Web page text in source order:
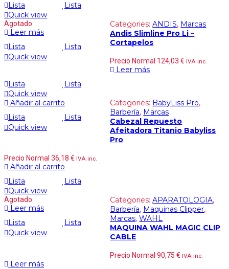
Lista
Lista
Quick view
Agotado
Leer más
Lista
Lista
Quick view
Categories:ANDIS, Marcas
Andis Slimline Pro Li –
Cortapelos
Precio Normal 124,03€ IVA inc.
Leer más
Lista
Lista
Quick view
Añadir al carrito
Lista
Lista
Quick view
Categories: BabyLiss Pro,
Barbería, Marcas
Cabezal Repuesto
Afeitadora Titanio Babyliss
Pro
Precio Normal 36,18 € IVA inc.
Añadir al carrito
Lista
Lista
Quick view
Agotado
Leer más
Lista
Lista
Quick view
Categories:APARATOLOGIA,
Barbería, Maquinas Clipper,
Marcas,WAHL
MAQUINA WAHL MAGIC CLIP
CABLE
Precio Normal90,75€ IVA inc.
Leer más